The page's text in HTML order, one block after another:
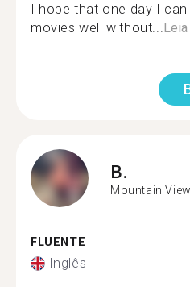
I hope that one day I
movies well without...
B.
Mountain View
FLUENTE
Inglês